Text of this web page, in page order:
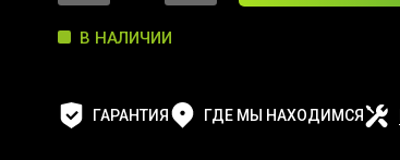
В НАЛИЧИИ
ГАРАНТИЯ ГДЕ МЫ НАХОДИМСЯ